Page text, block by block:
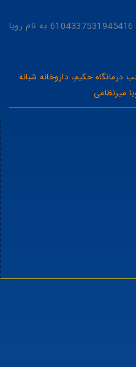
شماره کارت جهت خرید محصولات : 6104337531945416 به نام رویا
درمانگاه حکیم، داروخانه شبانه
میرنظامی